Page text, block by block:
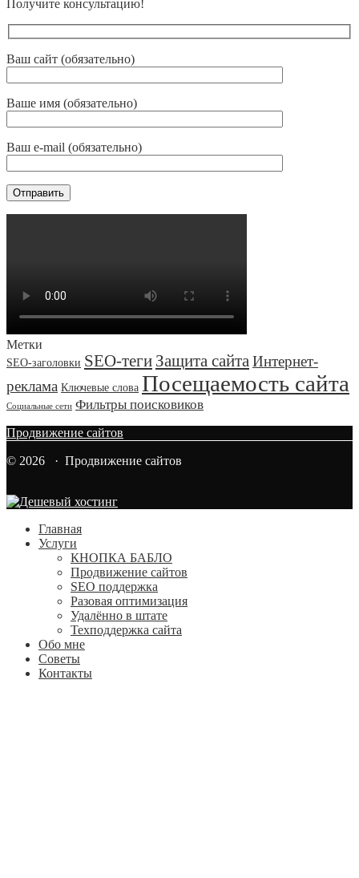
Получите консультацию!
Ваш сайт (обязательно)
Ваше имя (обязательно)
Ваш e-mail (обязательно)
Метки
SEO-заголовки SEO-теги Защита сайта Интернет-
реклама Ключевые слова Посещаемость сайта
Социальные сети Фильтры поисковиков
Продвижение сайтов
© 2026 · Продвижение сайтов
Главная
Услуги
КНОПКА БАБЛО
Продвижение сайтов
SEO поддержка
Разовая оптимизация
Удалённо в штате
Техподдержка сайта
Обо мне
Советы
Контакты